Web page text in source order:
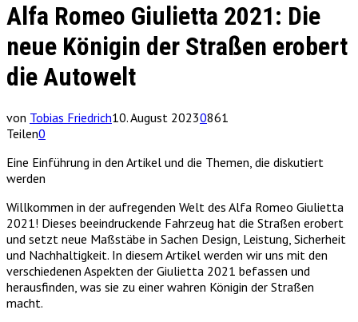
Alfa Romeo Giulietta 2021: Die
neue Königin der Straßen erobert
die Autowelt
von Tobias Friedrich10. August 20230861
Teilen0
Eine Einführung in den Artikel und die Themen, die diskutiert
werden
Willkommen in der aufregenden Welt des Alfa Romeo Giulietta
2021! Dieses beeindruckende Fahrzeug hat die Straßen erobert
und setzt neue Maßstäbe in Sachen Design, Leistung, Sicherheit
und Nachhaltigkeit. In diesem Artikel werden wir uns mit den
verschiedenen Aspekten der Giulietta 2021 befassen und
herausfinden, was sie zu einer wahren Königin der Straßen
macht.